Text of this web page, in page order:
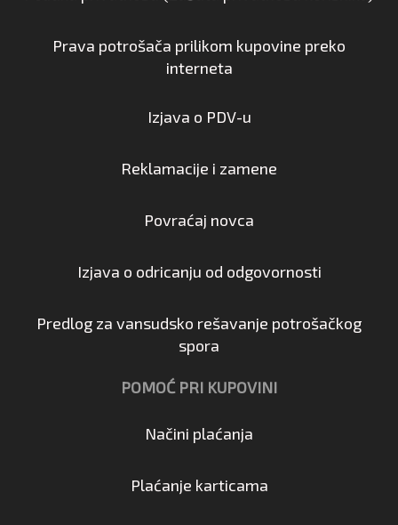
Prava potrošača prilikom kupovine preko
interneta
Izjava o PDV-u
Reklamacije i zamene
Povraćaj novca
Izjava o odricanju od odgovornosti
Predlog za vansudsko rešavanje potrošačkog
spora
POMOĆ PRI KUPOVINI
Načini plaćanja
Plaćanje karticama